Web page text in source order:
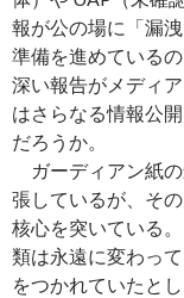
報が公の場に「漏
準備を進めている
深い報告がメディ
はさらなる情報公
だろうか。
ガーディアン紙
張しているが、そ
核心を突いている
類は永遠に変わっ
をつかれていたと